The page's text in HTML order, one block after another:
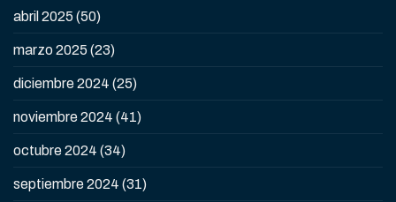
abril 2025 (50)
marzo 2025 (23)
diciembre 2024 (25)
noviembre 2024 (41)
octubre 2024 (34)
septiembre 2024 (31)